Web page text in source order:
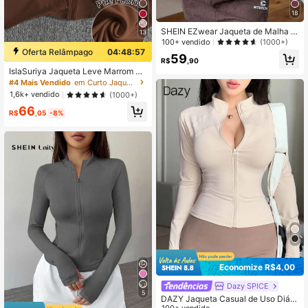
13
Oferta Relâmpago
04:48:57
IslaSuriya Jaqueta Leve Marrom Fe
minina, Jaqueta de Manga Longa c
om Zíper, Ajuste Slim, Estilo Casual
de Rua para o Outono
#4 Mais Vendido
em Curto Jaquetas leves femininas
1,6k+ vendido
(1000+)
R$66,05 -8%
5
18
SHEIN EZwear Jaqueta de Malha M
inimalista com Proteção Solar de M
ro, para Outono/Inverno
100+ vendido (1000+)
R$59 ,90
Economize R$4,00
Dazy SPICE
DAZY Jaqueta Casual de Uso Diári